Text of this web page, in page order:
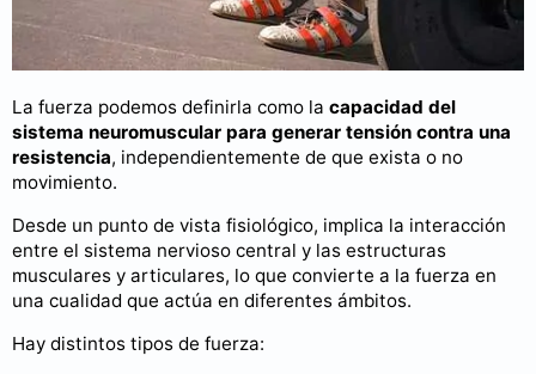
La fuerza podemos definirla como la capacidad del
sistema neuromuscular para generar tensión contra una
resistencia, independientemente de que exista o no
movimiento.
Desde un punto de vista fisiológico, implica la interacción
entre el sistema nervioso central y las estructuras
musculares y articulares, lo que convierte a la fuerza en
una cualidad que actúa en diferentes ámbitos.
Hay distintos tipos de fuerza: